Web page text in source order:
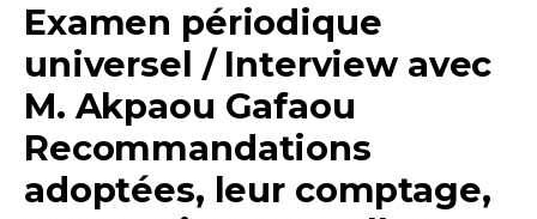
Examen périodique
universel / Interview avec
M. Akpaou Gafaou
Recommandations
adoptées, leur comptage,